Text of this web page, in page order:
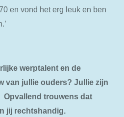
en vond het erg leuk en ben
werptalent en de
van jullie ouders? Jullie zijn
Opvallend trouwens dat
jij rechtshandig.